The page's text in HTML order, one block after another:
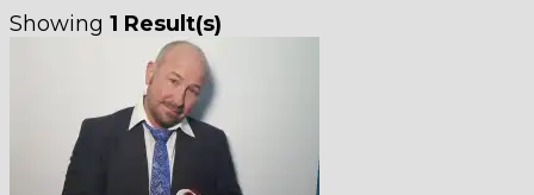
Showing 1 Result(s)